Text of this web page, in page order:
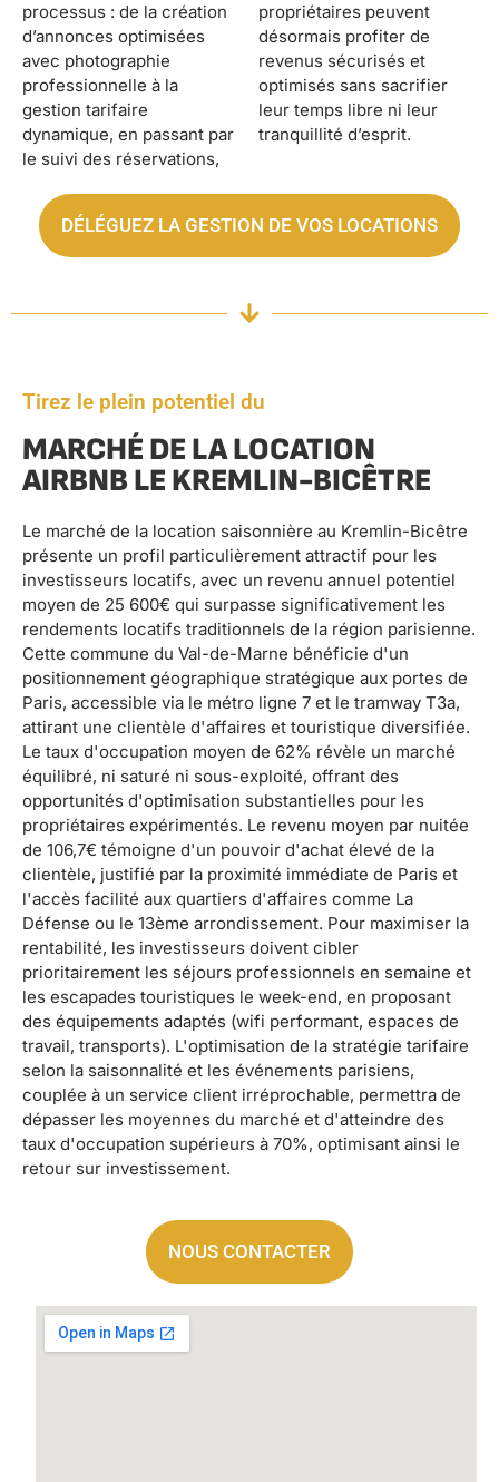
processus : de la création
d’annonces optimisées
avec photographie
professionnelle à la
gestion tarifaire
dynamique, en passant par
le suivi des réservations,
propriétaires peuvent
désormais profiter de
revenus sécurisés et
optimisés sans sacrifier
leur temps libre ni leur
tranquillité d’esprit.
DÉLÉGUEZ LA GESTION DE VOS LOCATIONS
Tirez le plein potentiel du
MARCHÉ DE LA LOCATION
AIRBNB LE KREMLIN-BICÊTRE
Le marché de la location saisonnière au Kremlin-Bicêtre
présente un profil particulièrement attractif pour les
investisseurs locatifs, avec un revenu annuel potentiel
moyen de 25 600€ qui surpasse significativement les
rendements locatifs traditionnels de la région parisienne.
Cette commune du Val-de-Marne bénéficie d'un
positionnement géographique stratégique aux portes de
Paris, accessible via le métro ligne 7 et le tramway T3a,
attirant une clientèle d'affaires et touristique diversifiée.
Le taux d'occupation moyen de 62% révèle un marché
équilibré, ni saturé ni sous-exploité, offrant des
opportunités d'optimisation substantielles pour les
propriétaires expérimentés. Le revenu moyen par nuitée
de 106,7€ témoigne d'un pouvoir d'achat élevé de la
clientèle, justifié par la proximité immédiate de Paris et
l'accès facilité aux quartiers d'affaires comme La
Défense ou le 13ème arrondissement. Pour maximiser la
rentabilité, les investisseurs doivent cibler
prioritairement les séjours professionnels en semaine et
les escapades touristiques le week-end, en proposant
des équipements adaptés (wifi performant, espaces de
travail, transports). L'optimisation de la stratégie tarifaire
selon la saisonnalité et les événements parisiens,
couplée à un service client irréprochable, permettra de
dépasser les moyennes du marché et d'atteindre des
taux d'occupation supérieurs à 70%, optimisant ainsi le
retour sur investissement.
NOUS CONTACTER